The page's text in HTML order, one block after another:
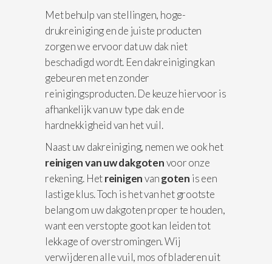
Met behulp van stellingen, hoge-
drukreiniging en de juiste producten
zorgen we ervoor dat uw dak niet
beschadigd wordt. Een dakreiniging kan
gebeuren met en zonder
reinigingsproducten. De keuze hiervoor is
afhankelijk van uw type dak en de
hardnekkigheid van het vuil.
Naast uw dakreiniging, nemen we ook het
reinigen van uw dakgotenvoor onze
rekening. Hetreinigenvangoten is een
lastige klus. Toch is het van het grootste
belang om uw dakgoten proper te houden,
want een verstopte goot kan leiden tot
lekkage of overstromingen. Wij
verwijderen alle vuil, mos of bladeren uit